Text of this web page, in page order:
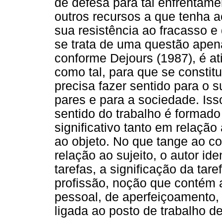
de defesa para tal
outros recursos a que tenha
sua resistência ao fracasso
se trata de uma questão
conforme Dejours (1987), é
como tal, para que se
precisa fazer sentido para o
pares e para a sociedade.
sentido do trabalho é
significativo tanto em
ao objeto. No que tange ao
relação ao sujeito, o autor
tarefas, a significação da
profissão, noção que
pessoal, de
ligada ao posto de trabalho